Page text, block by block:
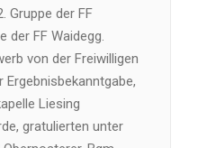
Gruppe der FF
der FF Waidegg.
von der Freiwilligen
Ergebnisbekanntgabe,
Liesing
gratulierten unter